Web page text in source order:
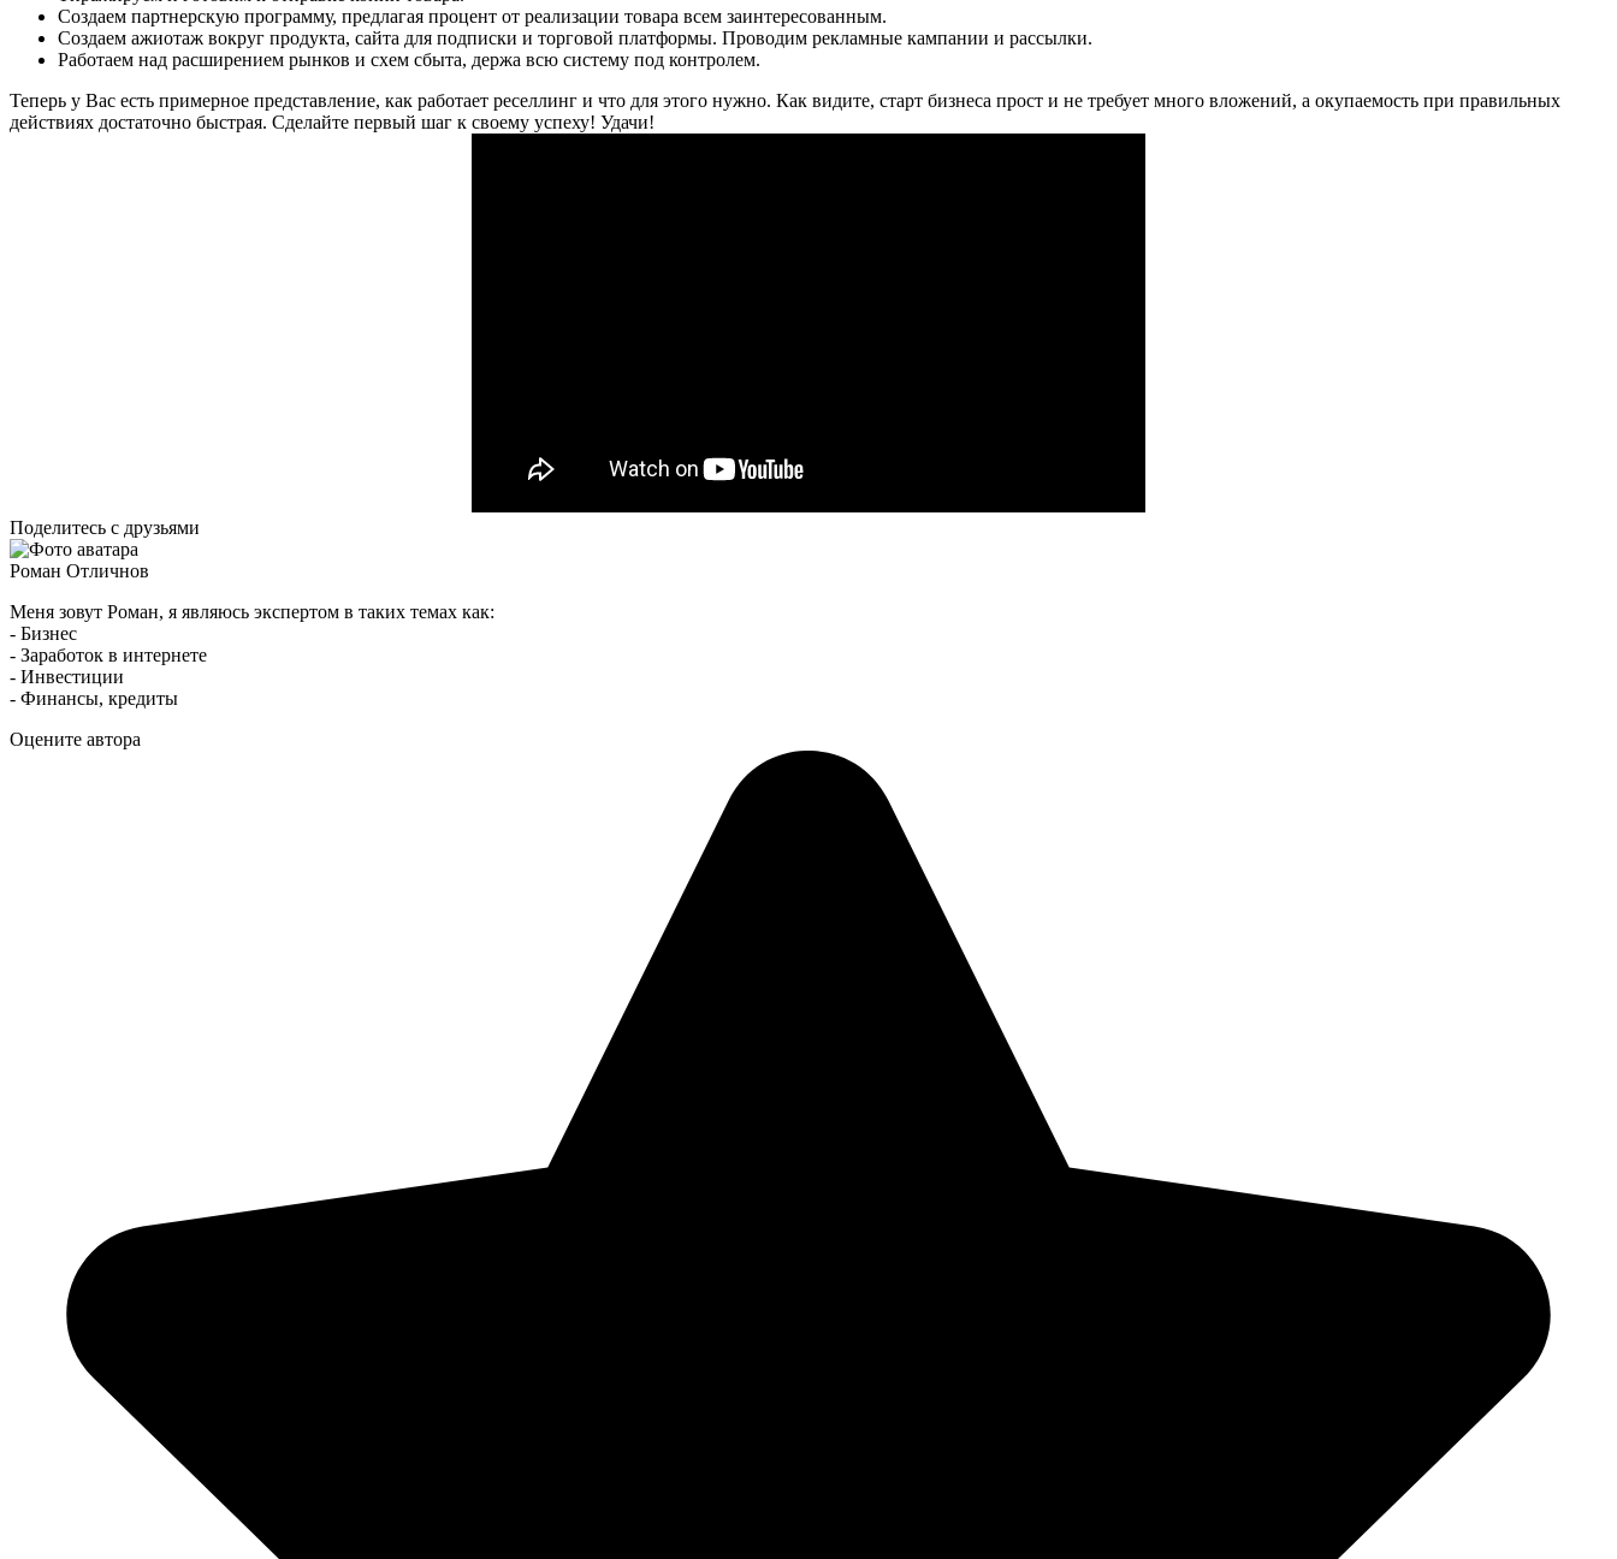
Создаем партнерскую программу, предлагая процент от реализации товара всем заинтересованным.
Создаем ажиотаж вокруг продукта, сайта для подписки и торговой платформы. Проводим рекламные кампании и рассылки.
Работаем над расширением рынков и схем сбыта, держа всю систему под контролем.
Теперь у Вас есть примерное представление, как работает реселлинг и что для этого нужно. Как видите, старт бизнеса прост и не требует много вложений, а окупаемость при правильных
действиях достаточно быстрая. Сделайте первый шаг к своему успеху! Удачи!
Поделитесь с друзьями
Роман Отличнов
Меня зовут Роман, я являюсь экспертом в таких темах как:
- Бизнес
- Заработок в интернете
- Инвестиции
- Финансы, кредиты
Оцените автора